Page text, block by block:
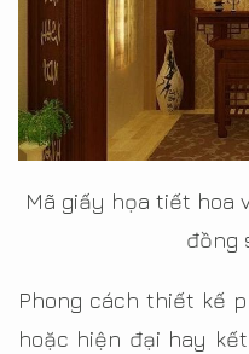
Mã giấy họa tiết hoa
đồng
Phong cách thiết kế
hoặc hiện đại hay